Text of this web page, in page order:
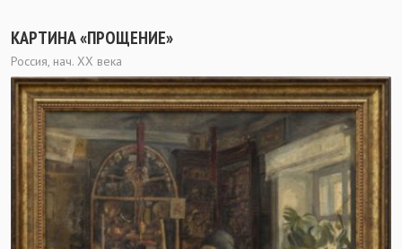
КАРТИНА «ПРОЩЕНИЕ»
Россия, нач. ХХ века